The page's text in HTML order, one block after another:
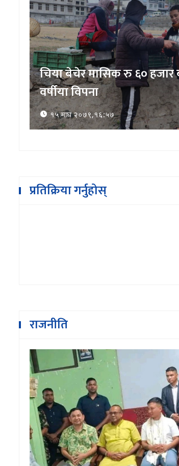
काेरियाबाट फर्केका मुक्तिले
एकै सिजनमा कमाए ४५ लाख
१५ माघ २०७९,१७:३०
प्रतिक्रिया गर्नुहोस्
राजनीति